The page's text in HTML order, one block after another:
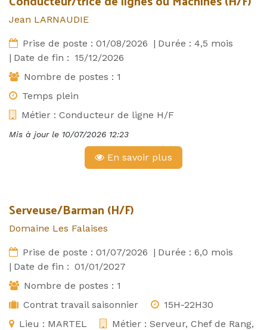
Jean LARNAUDIE
Prise de poste : 01/08/2026 | Durée : 4,5 mois
| Date de fin : 15/12/2026
Nombre de postes : 1
Temps plein
Métier : Conducteur de ligne H/F
Mis à jour le 10/07/2026 12:23
En savoir plus
Serveuse/Barman (H/F)
Domaine Les Falaises
Prise de poste : 01/07/2026 | Durée : 6,0 mois
| Date de fin : 01/01/2027
Nombre de postes : 1
Contrat travail saisonnier
15H-22H30
Lieu : MARTEL Métier : Serveur, Chef de Rang,